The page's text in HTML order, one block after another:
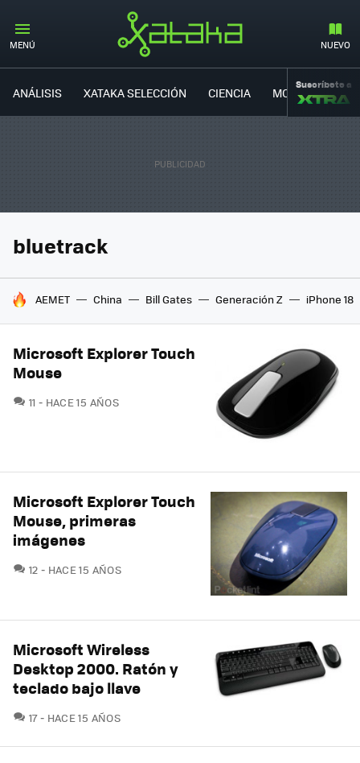
MENÚ NUEVO
ANÁLISIS XATAKA SELECCIÓN CIENCIA MOVILIDAD
Suscríbete a
bluetrack
HOY SE HABLA DE
AEMET China Bill Gates Generación Z iPhone 18
Microsoft Explorer Touch
Mouse
11 COMENTARIOS
HACE 15 AÑOS
Microsoft Explorer Touch
Mouse, primeras
imágenes
12 COMENTARIOS
HACE 15 AÑOS
Microsoft Wireless
Desktop 2000. Ratón y
teclado bajo llave
17COMENTARIOS
HACE 15 AÑOS